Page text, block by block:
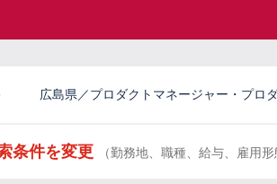
広島県／プロダクトマネージャー・プロ
条件を変更 （勤務地、職種、給与、雇用